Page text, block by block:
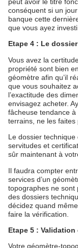
conséquent si un
banque cette
que vous ayez
Etape 4 : Le
Vous avez la
propriété sont bien
géomètre afin qu’il
que vous souhaitez
l’exactitude des
envisagez acheter.
fâcheuse tendance
terrains, ne les faites
Le dossier
servitudes et
sûr maintenant à
Il faudra compter
services d’un
topographes ne sont
des dossiers
décidez quand
faire la vérification.
Etape 5 :
Votre géomètre-